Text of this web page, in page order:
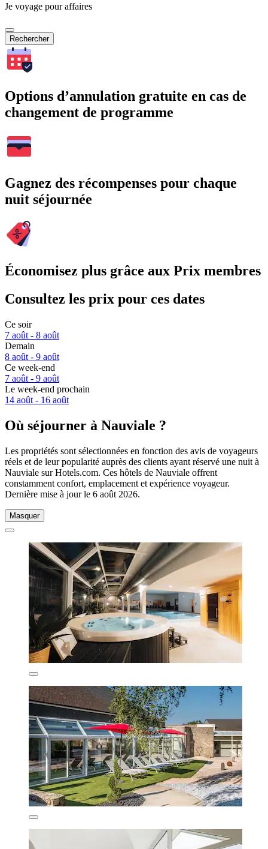
Je voyage pour affaires
Rechercher
Options d’annulation gratuite en cas de
changement de programme
Gagnez des récompenses pour chaque
nuit séjournée
Économisez plus grâce aux Prix membres
Consultez les prix pour ces dates
Ce soir
7 août - 8 août
Demain
8 août - 9 août
Ce week-end
7 août - 9 août
Le week-end prochain
14 août - 16 août
Où séjourner à Nauviale ?
Les propriétés sont sélectionnées en fonction des avis de voyageurs
réels et de leur popularité auprès des clients ayant réservé une nuit à
Nauviale sur Hotels.com. Ces hôtels de Nauviale offrent
constamment confort, emplacement et expérience voyageur.
Dernière mise à jour le 6 août 2026.
Masquer